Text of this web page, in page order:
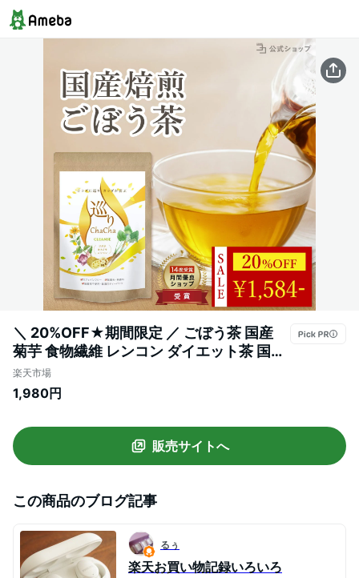
＼ 20%OFF★期間限定 ／ ごぼう茶 国産
菊芋 食物繊維 レンコン ダイエット茶 国産
焙煎ごぼう茶 農薬不使用 巡りChaCha 40
包 健康茶 ノンカフェイン ティーパック ブ
牛蒡茶 自然派ごぼう茶 国産
楽天市場
1,980円
販売サイトへ
この商品のブログ記事
るぅ
楽天お買い物記録いろいろ